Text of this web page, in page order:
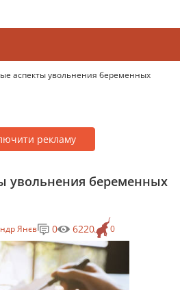
аспекты увольнения беременных
рекламу
увольнения беременных
Янєв 0
0 6220